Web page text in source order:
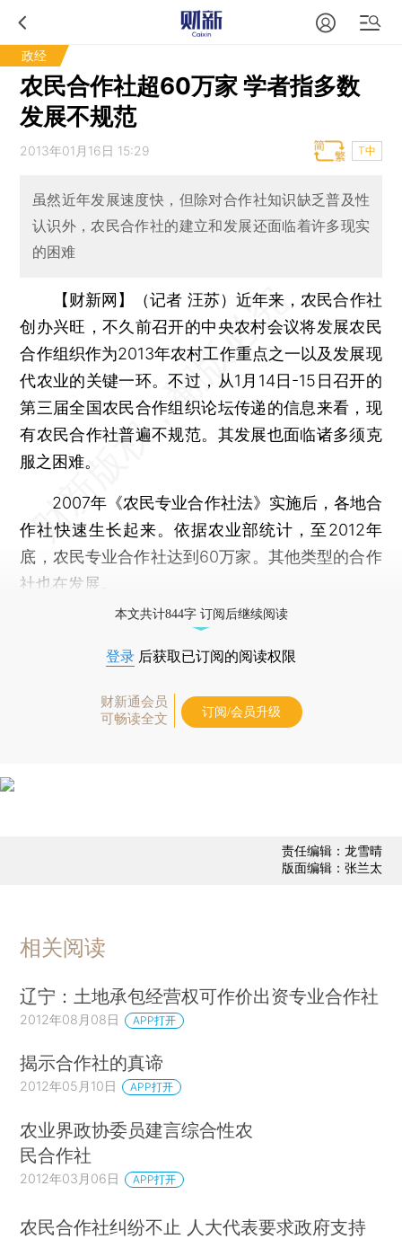
政经
农民合作社超60万家 学者指多数
发展不规范
2013年01月16日 15:29 T中
虽然近年发展速度快，但除对合作社知识缺乏普及性
认识外，农民合作社的建立和发展还面临着许多现实
的困难
【财新网】（记者 汪苏） 近年来，农民合作社
创办兴旺，不久前召开的中央农村会议将发展农民
合作组织作为2013年农村工作重点之一以及发展现
代农业的关键一环。不过，从1月14日-15日召开的
第三届全国农民合作组织论坛传递的信息来看，现
有农民合作社普遍不规范。其发展也面临诸多须克
服之困难。
2007年《农民专业合作社法》实施后，各地合
作社快速生长起来。依据农业部统计，至2012年
底，农民专业合作社达到60万家。其他类型的合作
社也在发展。
本文共计844字 订阅后继续阅读
登录 后获取已订阅的阅读权限
财新通会员
可畅读全文
订阅/会员升级
责任编辑：龙雪晴
版面编辑：张兰太
相关阅读
辽宁：土地承包经营权可作价出资专业合作社
2012年08月08日 APP打开
揭示合作社的真谛
2012年05月10日 APP打开
农业界政协委员建言综合性农
民合作社
2012年03月06日 APP打开
农民合作社纠纷不止 人大代表要求政府支持